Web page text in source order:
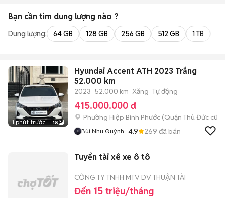
Bạn cần tìm dung lượng nào ?
Dung lượng: 64 GB 128 GB 256 GB 512 GB 1 TB
1 phút trước 18
Hyundai Accent ATH 2023 Trắng
52.000 km
2023 52.000 km Xăng Tự động
415.000.000 đ
Phường Hiệp Bình Phước (Quận Thủ Đức cũ)
Bùi Nhu Quỳnh 4.9 269 đã bán
Tuyển tài xê xe ô tô
CÔNG TY TNHH MTV DV THUẬN TÀI
Đến 15 triệu/tháng